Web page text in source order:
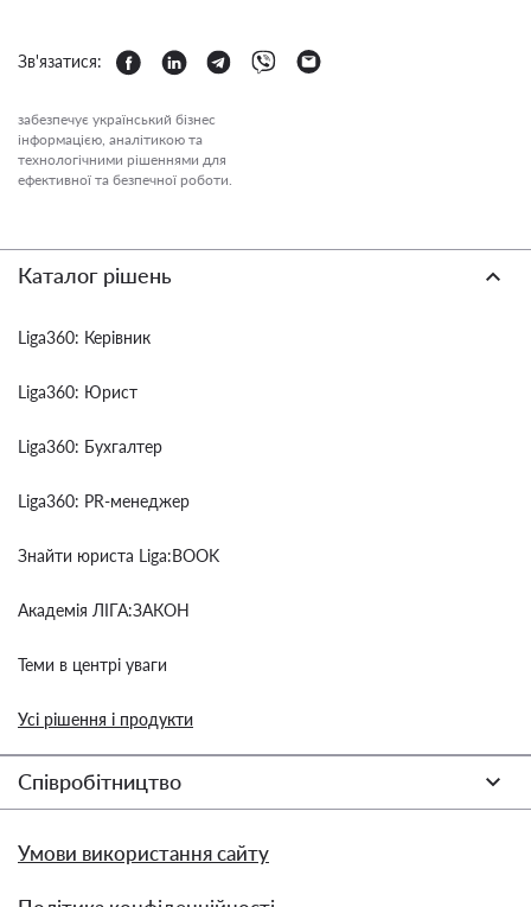
Зв'язатися:
забезпечує український бізнес
інформацією, аналітикою та
технологічними рішеннями для
ефективної та безпечної роботи.
Каталог рішень
Liga360: Керівник
Liga360: Юрист
Liga360: Бухгалтер
Liga360: PR-менеджер
Знайти юриста Liga:BOOK
Академія ЛІГА:ЗАКОН
Теми в центрі уваги
Усі рішення і продукти
Співробітництво
Умови використання сайту